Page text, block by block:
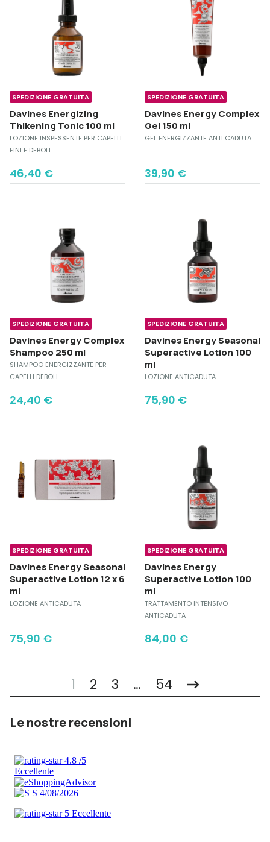
SPEDIZIONE GRATUITA
Davines Energizing
Thikening Tonic 100 ml
LOZIONE INSPESSENTE PER CAPELLI
FINI E DEBOLI
46,40 €
SPEDIZIONE GRATUITA
Davines Energy Complex
Gel 150 ml
GEL ENERGIZZANTE ANTI CADUTA
39,90 €
SPEDIZIONE GRATUITA
Davines Energy Complex
Shampoo 250 ml
SHAMPOO ENERGIZZANTE PER
CAPELLI DEBOLI
24,40 €
SPEDIZIONE GRATUITA
Davines Energy Seasonal
Superactive Lotion 100
ml
LOZIONE ANTICADUTA
75,90 €
SPEDIZIONE GRATUITA
Davines Energy Seasonal
Superactive Lotion 12 x 6
ml
LOZIONE ANTICADUTA
75,90 €
SPEDIZIONE GRATUITA
Davines Energy
Superactive Lotion 100
ml
TRATTAMENTO INTENSIVO
ANTICADUTA
84,00 €
1 2 3 … 54
Le nostre recensioni